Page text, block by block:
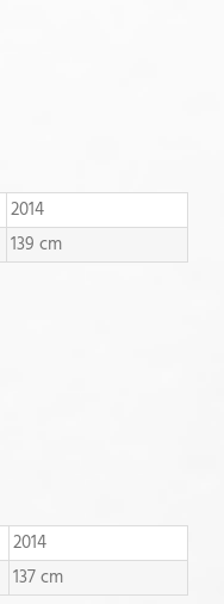
2014
139 cm
2014
137 cm